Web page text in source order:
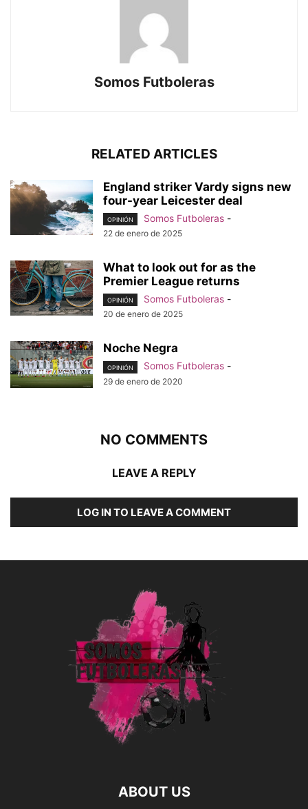
Somos Futboleras
RELATED ARTICLES
England striker Vardy signs new
four-year Leicester deal
OPINIÓN Somos Futboleras -
22 de enero de 2025
What to look out for as the
Premier League returns
OPINIÓN Somos Futboleras -
20 de enero de 2025
Noche Negra
OPINIÓN Somos Futboleras -
29 de enero de 2020
NO COMMENTS
LEAVE A REPLY
LOG IN TO LEAVE A COMMENT
ABOUT US